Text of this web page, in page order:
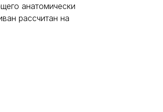
анатомически
рассчитан на